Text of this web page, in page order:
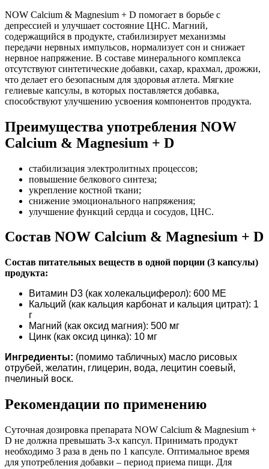
NOW Calcium & Magnesium + D помогает в борьбе с
депрессией и улучшает состояние ЦНС. Магний,
содержащийся в продукте, стабилизирует механизмы
передачи нервных импульсов, нормализует сон и снижает
нервное напряжение. В составе минерального комплекса
отсутствуют синтетические добавки, сахар, крахмал, дрожжи,
что делает его безопасным для здоровья атлета. Мягкие
гелиевые капсулы, в которых поставляется добавка,
способствуют улучшению усвоения компонентов продукта.
Преимущества употребления NOW
Calcium & Magnesium + D
стабилизация электролитных процессов;
повышение белкового синтеза;
укрепление костной ткани;
снижение эмоционального напряжения;
улучшение функций сердца и сосудов, ЦНС.
Состав NOW Calcium & Magnesium + D
Состав питательных веществ в одной порции (3 капсулы)
продукта:
Витамин D3 (как холекальциферол): 600 МЕ
Кальций (как кальция карбонат и кальция цитрат): 1
г
Магний (как оксид магния): 500 мг
Цинк (как оксид цинка): 10 мг
Ингредиенты: (помимо табличных) масло рисовых
отрубей, желатин, глицерин, вода, лецитин соевый,
пчелиный воск.
Рекомендации по применению
Суточная дозировка препарата NOW Calcium & Magnesium +
D не должна превышать 3-х капсул. Принимать продукт
необходимо 3 раза в день по 1 капсуле. Оптимальное время
для употребления добавки – период приема пищи. Для